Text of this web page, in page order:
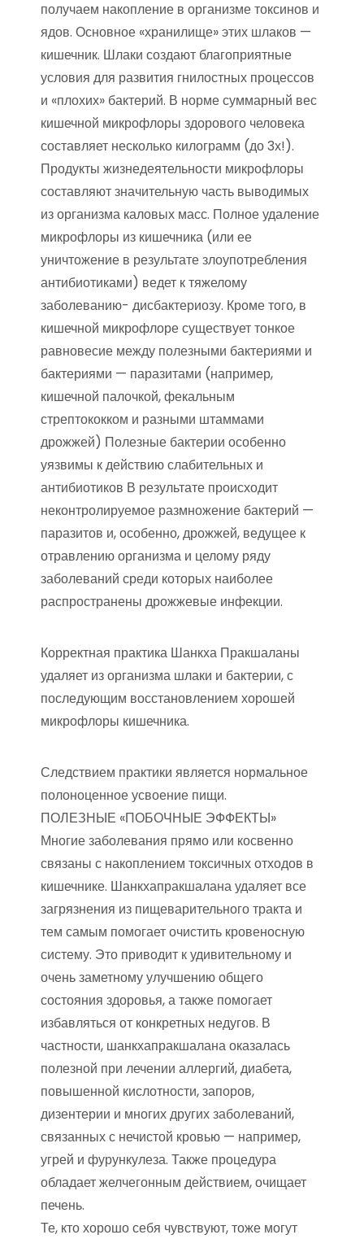
получаем накопление в организме токсинов и
ядов. Основное «хранилище» этих шлаков —
кишечник. Шлаки создают благоприятные
условия для развития гнилостных процессов
и «плохих» бактерий. В норме суммарный вес
кишечной микрофлоры здорового человека
составляет несколько килограмм (до 3х!).
Продукты жизнедеятельности микрофлоры
составляют значительную часть выводимых
из организма каловых масс. Полное удаление
микрофлоры из кишечника (или ее
уничтожение в результате злоупотребления
антибиотиками) ведет к тяжелому
заболеванию- дисбактериозу. Кроме того, в
кишечной микрофлоре существует тонкое
равновесие между полезными бактериями и
бактериями — паразитами (например,
кишечной палочкой, фекальным
стрептококком и разными штаммами
дрожжей) Полезные бактерии особенно
уязвимы к действию слабительных и
антибиотиков В результате происходит
неконтролируемое размножение бактерий —
паразитов и, особенно, дрожжей, ведущее к
отравлению организма и целому ряду
заболеваний среди которых наиболее
распространены дрожжевые инфекции.
Корректная практика Шанкха Пракшаланы
удаляет из организма шлаки и бактерии, с
последующим восстановлением хорошей
микрофлоры кишечника.
Следствием практики является нормальное
полоноценное усвоение пищи.
ПОЛЕЗНЫЕ «ПОБОЧНЫЕ ЭФФЕКТЫ»
Многие заболевания прямо или косвенно
связаны с накоплением токсичных отходов в
кишечнике. Шанкхапракшалана удаляет все
загрязнения из пищеварительного тракта и
тем самым помогает очистить кровеносную
систему. Это приводит к удивительному и
очень заметному улучшению общего
состояния здоровья, а также помогает
избавляться от конкретных недугов. В
частности, шанкхапракшалана оказалась
полезной при лечении аллергий, диабета,
повышенной кислотности, запоров,
дизентерии и многих других заболеваний,
связанных с нечистой кровью — например,
угрей и фурункулеза. Также процедура
обладает желчегонным действием, очищает
печень.
Те, кто хорошо себя чувствуют, тоже могут